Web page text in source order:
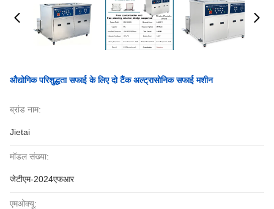
औद्योगिक परिशुद्धता सफाई के लिए दो टैंक अल्ट्रासोनिक सफाई मशीन
ब्रांड नाम:
Jietai
मॉडल संख्या:
जेटीएम-2024एफआर
एमओक्यू: